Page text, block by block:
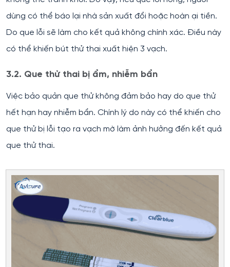
dùng có thể báo lại nhà sản xuất đổi hoặc hoàn ại tiền.
Do que lỗi sẽ làm cho kết quả không chính xác. Điều này
có thể khiến bút thử thai xuất hiện 3 vạch.
3.2. Que thử thai bị ẩm, nhiễm bẩn
Việc bảo quản que thử không đảm bảo hay do que thử
hết hạn hay nhiễm bẩn. Chính lý do này có thể khiến cho
que thử bị lỗi tạo ra vạch mờ làm ảnh hưởng đến kết quả
que thử thai.